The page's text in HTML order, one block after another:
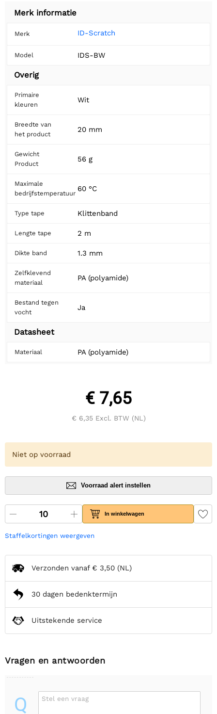
Merk informatie
Merk ID-Scratch
Model IDS-BW
Overig
Primaire
kleuren
Wit
Breedte van
het product
20 mm
Gewicht
Product
56 g
Maximale
bedrijfstemperatuur
60 °C
Type tape Klittenband
Lengte tape 2 m
Dikte band 1.3 mm
Zelfklevend
materiaal
PA (polyamide)
Bestand tegen
vocht
Ja
Datasheet
Materiaal PA (polyamide)
€ 7,65
€ 6,35Excl. BTW (NL)
Niet op voorraad
Voorraad alert instellen
In winkelwagen
Staffelkortingen weergeven
Verzonden vanaf € 3,50 (NL)
30 dagen bedenktermijn
Uitstekende service
Vragen en antwoorden
Q Stel een vraag